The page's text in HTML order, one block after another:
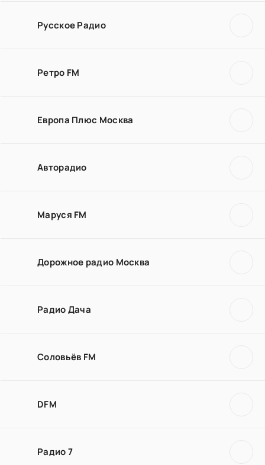
Русское Радио
Ретро FM
Европа Плюс Москва
Авторадио
Маруся FM
Дорожное радио Москва
Радио Дача
Соловьёв FM
DFM
Радио 7